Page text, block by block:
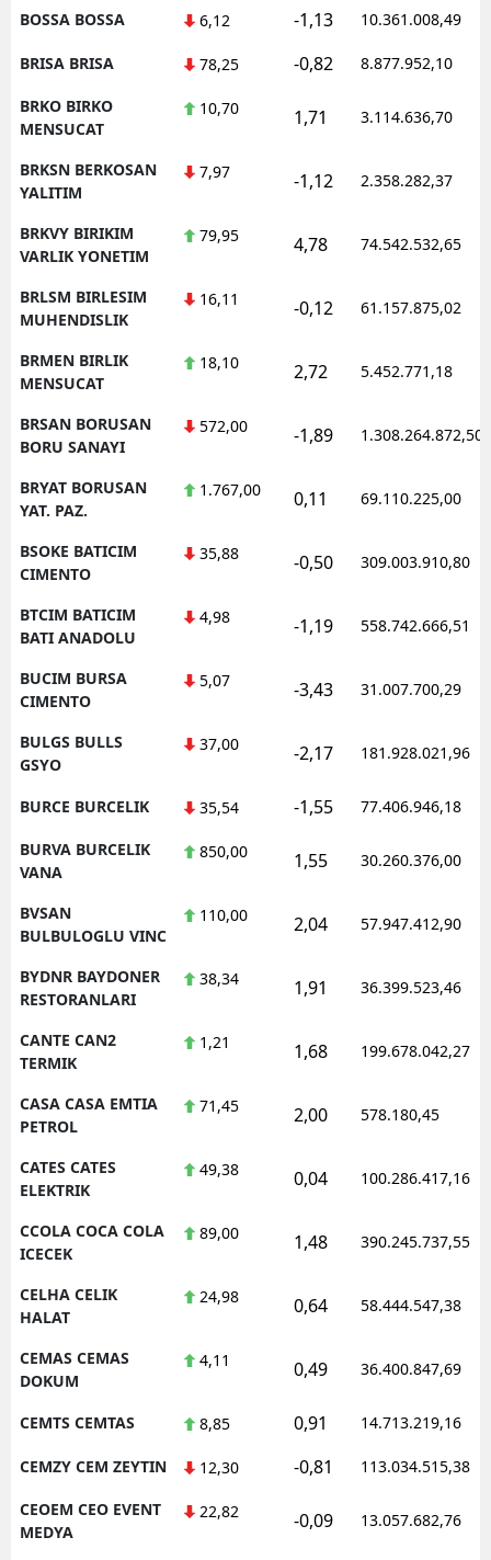
BOSSA BOSSA 6,12 -1,13 10.361.008,49
BRISA BRISA 78,25 -0,82 8.877.952,10
BRKO BIRKO
MENSUCAT
10,70 1,71 3.114.636,70
BRKSN BERKOSAN
YALITIM
7,97 -1,12 2.358.282,37
BRKVY BIRIKIM
VARLIK YONETIM
79,95 4,78 74.542.532,65
BRLSM BIRLESIM
MUHENDISLIK
16,11 -0,12 61.157.875,02
BRMEN BIRLIK
MENSUCAT
18,10 2,72 5.452.771,18
BRSAN BORUSAN
BORU SANAYI
572,00 -1,89 1.308.264.872,50
BRYAT BORUSAN
YAT. PAZ.
1.767,00 0,11 69.110.225,00
BSOKE BATICIM
CIMENTO
35,88 -0,50 309.003.910,80
BTCIM BATICIM
BATI ANADOLU
4,98 -1,19 558.742.666,51
BUCIM BURSA
CIMENTO
5,07 -3,43 31.007.700,29
BULGS BULLS
GSYO
37,00 -2,17 181.928.021,96
BURCE BURCELIK 35,54 -1,55 77.406.946,18
BURVA BURCELIK
VANA
850,00 1,55 30.260.376,00
BVSAN
BULBULOGLU VINC
110,00 2,04 57.947.412,90
BYDNR BAYDONER
RESTORANLARI
38,34 1,91 36.399.523,46
CANTE CAN2
TERMIK
1,21 1,68 199.678.042,27
CASA CASA EMTIA
PETROL
71,45 2,00 578.180,45
CATES CATES
ELEKTRIK
49,38 0,04 100.286.417,16
CCOLA COCA COLA
ICECEK
89,00 1,48 390.245.737,55
CELHA CELIK
HALAT
24,98 0,64 58.444.547,38
CEMAS CEMAS
DOKUM
4,11 0,49 36.400.847,69
CEMTS CEMTAS 8,85 0,91 14.713.219,16
CEMZY CEM ZEYTIN 12,30 -0,81 113.034.515,38
CEOEM CEO EVENT
MEDYA
22,82 -0,09 13.057.682,76